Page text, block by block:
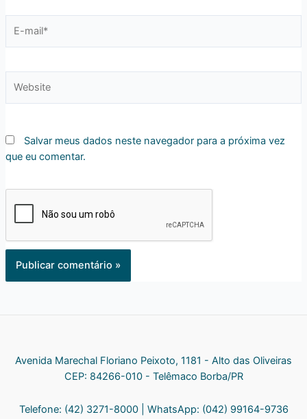
mail*
Salvar meus dados neste navegador para a próxima vez
que eu comentar.
Avenida Marechal Floriano Peixoto, 1181 - Alto das Oliveiras
CEP: 84266-010 - Telêmaco Borba/PR
Telefone: (42) 3271-8000 | WhatsApp: (042) 99164-9736